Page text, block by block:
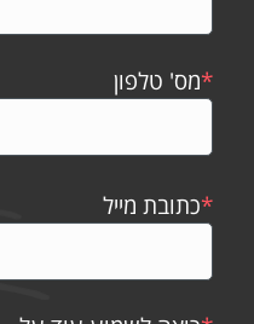
*מס' טלפון
*כתובת מייל